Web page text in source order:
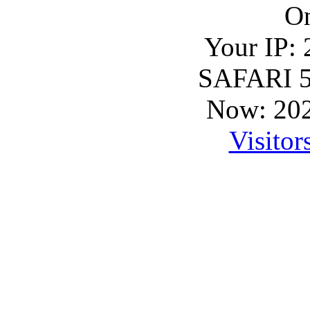
Your IP:
SAFARI
Now: